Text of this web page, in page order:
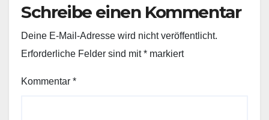
Schreibe einen Kommentar
Deine E-Mail-Adresse wird nicht veröffentlicht.
Erforderliche Felder sind mit* markiert
Kommentar *